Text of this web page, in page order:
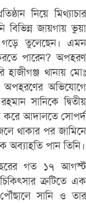
নিয়ে মিথ্যাচার
বিভিন্ন জায়গায় ভুয়া
গড়ে তুলেছেন। এমন
করতে পারেন? অপহরণ
থানায় মোঃ
অপহরণের অভিযোগে
সানিকে দ্বিতীয়
করে আদালতে সোপর্দ
থাকার পর জামিনে
অব্যাহতি পান তিনি।
গত ১৭ আগস্ট
ত্রুটিতে এক
সানি ও তার